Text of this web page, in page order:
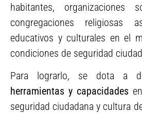
habitantes, organizaciones
congregaciones religiosas
educativos y culturales en el
condiciones de seguridad
Para lograrlo, se dota a
herramientas y capacidades
seguridad ciudadana y cultura